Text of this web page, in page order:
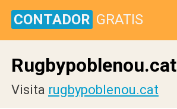
CONTADOR GRATIS
Rugbypoblenou.cat
Visita rugbypoblenou.cat